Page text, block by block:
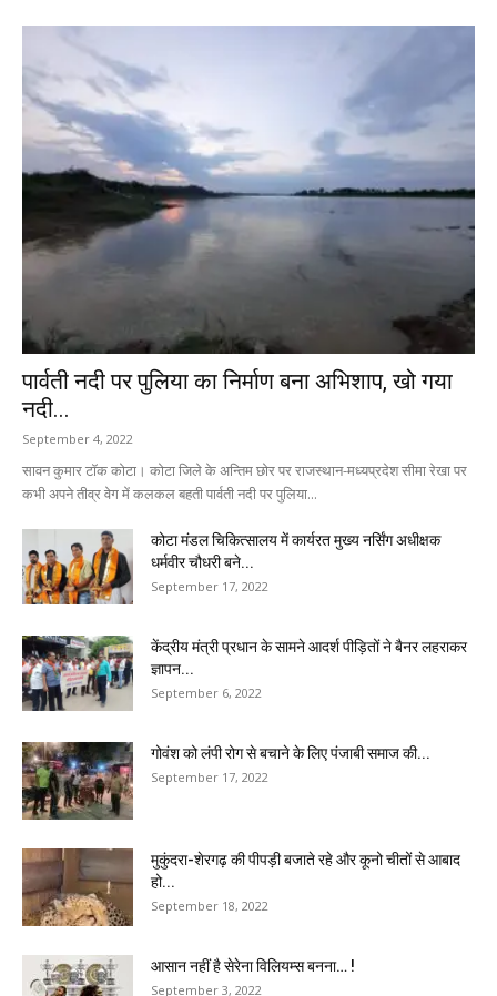
पार्वती नदी पर पुलिया का निर्माण बना अभिशाप, खो गया
नदी...
September 4, 2022
सावन कुमार टॉक कोटा। कोटा जिले के अन्तिम छोर पर राजस्थान-मध्यप्रदेश सीमा रेखा पर
कभी अपने तीव्र वेग में कलकल बहती पार्वती नदी पर पुलिया...
कोटा मंडल चिकित्सालय में कार्यरत मुख्य नर्सिंग अधीक्षक
धर्मवीर चौधरी बने...
September 17, 2022
केंद्रीय मंत्री प्रधान के सामने आदर्श पीड़ितों ने बैनर लहराकर
ज्ञापन...
September 6, 2022
गोवंश को लंपी रोग से बचाने के लिए पंजाबी समाज की...
September 17, 2022
मुकुंदरा-शेरगढ़ की पीपड़ी बजाते रहे और कूनो चीतों से आबाद
हो...
September 18, 2022
आसान नहीं है सेरेना विलियम्स बनना… !
September 3, 2022